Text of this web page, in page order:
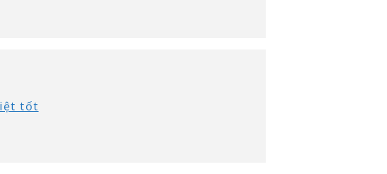
tốt